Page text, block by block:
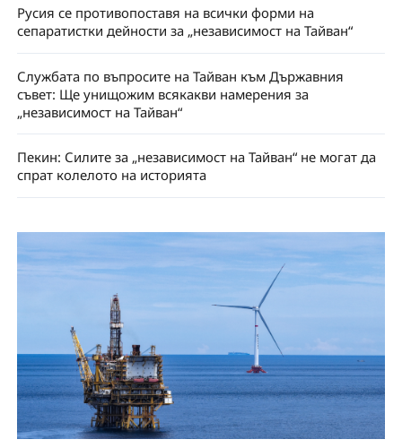
Русия се противопоставя на всички форми на
сепаратистки дейности за „независимост на Тайван“
Службата по въпросите на Тайван към Държавния
съвет: Ще унищожим всякакви намерения за
„независимост на Тайван“
Пекин: Силите за „независимост на Тайван“ не могат да
спрат колелото на историята